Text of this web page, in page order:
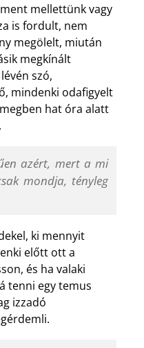
mellettünk vagy
is fordult, nem
megölelt, miután
megkínált
szó,
mindenki odafigyelt
hat óra alatt
azért, mert a mi
mondja, tényleg
ki mennyit
előtt ott a
és ha valaki
tenni egy temus
izzadó